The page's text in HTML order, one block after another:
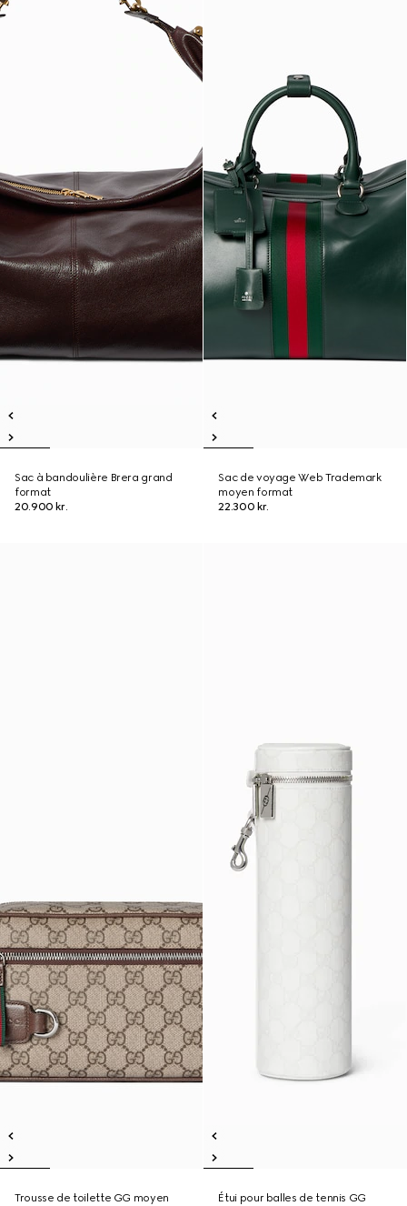
Sac à bandoulière Brera grand
format
20.900 kr.
Sac de voyage Web Trademark
moyen format
22.300 kr.
Trousse de toilette GG moyen Étui pour balles de tennis GG